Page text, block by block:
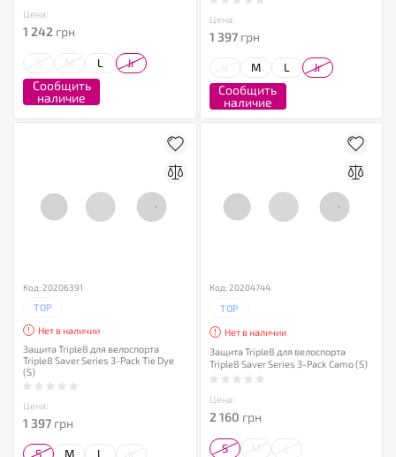
Цена:
1 242 грн
L Jr
Сообщить
наличие
Цена:
1 397грн
M L Jr
Сообщить
наличие
Код: 20206391
TOP
Нет в наличии
Защита Triple8 для велоспорта
Triple8 Saver Series 3-Pack Tie Dye
(S)
Цена:
1 397 грн
S M L
Код: 20204744
TOP
Нет в наличии
Защита Triple8 для велоспорта
Triple8 Saver Series 3-Pack Camo (S)
Цена:
2 160 грн
S